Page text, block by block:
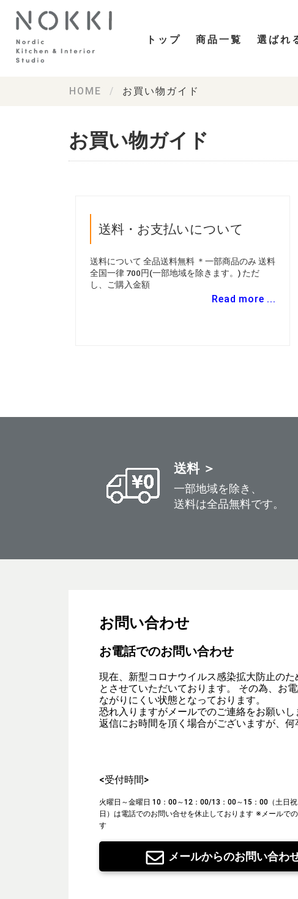
トップ 商品一覧 選ばれ
HOME お買い物ガイド
お買い物ガイド
送料・お支払いについて
送料について 全品送料無料 ＊一部商品のみ 送料
全国一律 700円(一部地域を除きます。) ただ
し、ご購入金額
Read more ...
送料 ＞
一部地域を除き、
送料は全品無料です。
お問い合わせ
お電話でのお問い合わせ
現在、新型コロナウイルス感染拡大防止の
とさせていただいております。 その為、お
ながりにくい状態となっております。
恐れ入りますがメールでのご連絡をお願いし
返信にお時間を頂く場合がございますが、何
<受付時間>
火曜日～金曜日 10：00～12：00/13：00～15：00（土日祝
日）は電話でのお問い合せを休止しております ※メールで
す
メールからのお問い合わ